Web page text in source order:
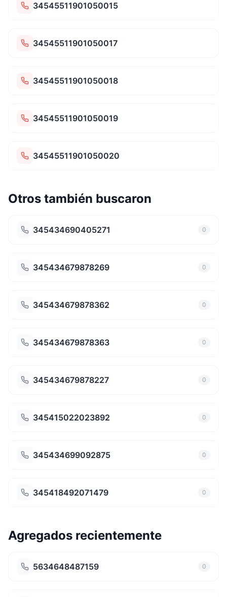
34545511901050015
34545511901050017
34545511901050018
34545511901050019
34545511901050020
Otros también buscaron
345434690405271 0
345434679878269 0
345434679878362 0
345434679878363 0
345434679878227 0
345415022023892 0
345434699092875 0
345418492071479 0
Agregados recientemente
5634648487159 0